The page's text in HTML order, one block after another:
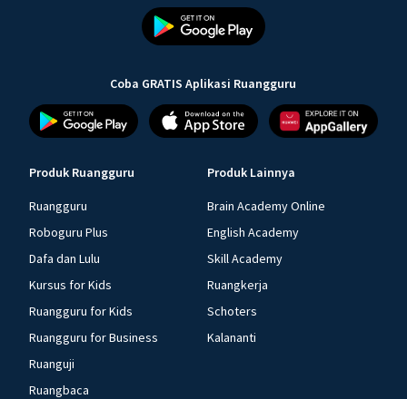
Coba GRATIS Aplikasi Ruangguru
Produk Ruangguru
Ruangguru
Roboguru Plus
Dafa dan Lulu
Kursus for Kids
Ruangguru for Kids
Ruangguru for Business
Ruanguji
Ruangbaca
Produk Lainnya
Brain Academy Online
English Academy
Skill Academy
Ruangkerja
Schoters
Kalananti